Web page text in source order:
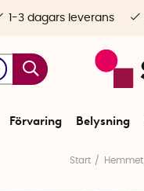
Förvaring Belysning
1-3 dagars leverans
Start Hemmet